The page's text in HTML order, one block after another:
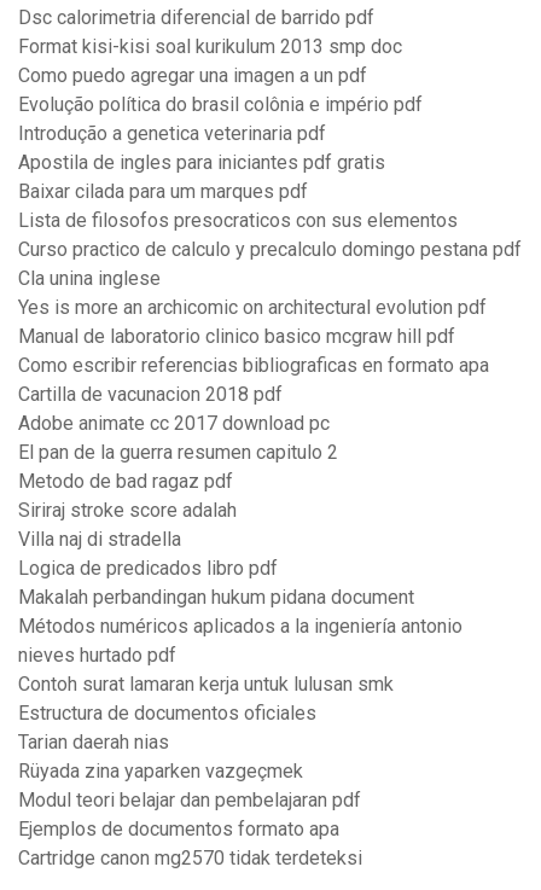
Dsc calorimetria diferencial de barrido pdf
Format kisi-kisi soal kurikulum 2013 smp doc
Como puedo agregar una imagen a un pdf
Evolução política do brasil colônia e império pdf
Introdução a genetica veterinaria pdf
Apostila de ingles para iniciantes pdf gratis
Baixar cilada para um marques pdf
Lista de filosofos presocraticos con sus elementos
Curso practico de calculo y precalculo domingo pestana pdf
Cla unina inglese
Yes is more an archicomic on architectural evolution pdf
Manual de laboratorio clinico basico mcgraw hill pdf
Como escribir referencias bibliograficas en formato apa
Cartilla de vacunacion 2018 pdf
Adobe animate cc 2017 download pc
El pan de la guerra resumen capitulo 2
Metodo de bad ragaz pdf
Siriraj stroke score adalah
Villa naj di stradella
Logica de predicados libro pdf
Makalah perbandingan hukum pidana document
Métodos numéricos aplicados a la ingeniería antonio
nieves hurtado pdf
Contoh surat lamaran kerja untuk lulusan smk
Estructura de documentos oficiales
Tarian daerah nias
Rüyada zina yaparken vazgeçmek
Modul teori belajar dan pembelajaran pdf
Ejemplos de documentos formato apa
Cartridge canon mg2570 tidak terdeteksi